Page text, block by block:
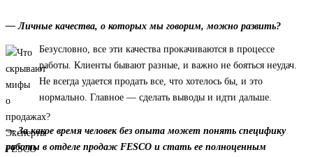
— Личные качества, о которых мы говорим, можно развить?
Безусловно, все эти качества прокачиваются в процессе
работы. Клиенты бывают разные, и важно не бояться неудач.
Не всегда удается продать все, что хотелось бы, и это
нормально. Главное — сделать выводы и идти дальше.
— За какое время человек без опыта может понять специфику
работы в отделе продаж FESCO и стать ее полноценным